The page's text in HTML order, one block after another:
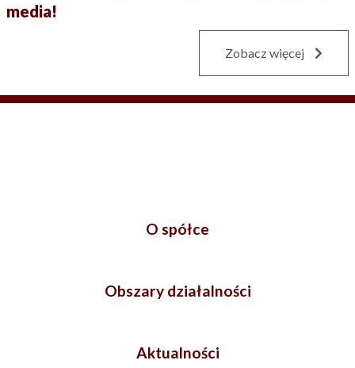
media!
Zobacz więcej
O spółce
Obszary działalności
Aktualności